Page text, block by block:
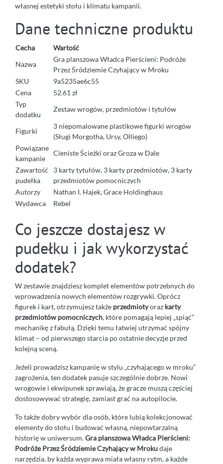
własnej estetyki stołu i klimatu kampanii.
Dane techniczne produktu
Cecha
Wartość
Nazwa
Gra planszowa Władca Pierścieni: Podróże
Przez Śródziemie Czyhający w Mroku
SKU
9a5235ae6c55
Cena
52.61 zł
Typ
dodatku
Zestaw wrogów, przedmiotów i tytułów
Figurki
3 niepomalowane plastikowe figurki wrogów
(Sługi Morgotha, Ursy, Olliego)
Powiązane
kampanie
Cieniste Ścieżki oraz Groza w Dale
Zawartość
pudełka
3 karty tytułów, 3 karty przedmiotów, 3 karty
przedmiotów pomocniczych
Autorzy
Nathan I. Hajek, Grace Holdinghaus
Wydawca
Rebel
Co jeszcze dostajesz w
pudełku i jak wykorzystać
dodatek?
W zestawie znajdziesz komplet elementów potrzebnych do
wprowadzenia nowych elementów rozgrywki. Oprócz
figurek i kart, otrzymujesz także przedmiotyoraz karty
przedmiotów pomocniczych, które pomagają lepiej „spiąć”
mechanikę z fabułą. Dzięki temu łatwiej utrzymać spójny
klimat – od pierwszego starcia po ostatnie decyzje przed
kolejną sceną.
Jeżeli prowadzisz kampanię w stylu „czyhającego w mroku”
zagrożenia, ten dodatek pasuje szczególnie dobrze. Nowi
wrogowie i ekwipunek sprawiają, że gracze muszą częściej
dostosowywać strategię, zamiast grać na autopilocie.
To także dobry wybór dla osób, które lubią kolekcjonować
elementy do stołu i budować własną, niepowtarzalną
historię w uniwersum.Gra planszowa Władca Pierścieni:
Podróże Przez Śródziemie Czyhający w Mrokudaje
narzędzia, by każda wyprawa miała własny rytm, a każde